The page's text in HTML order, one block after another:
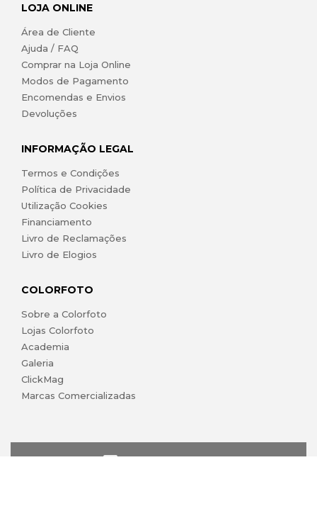
LOJA ONLINE
Área de Cliente
Ajuda / FAQ
Comprar na Loja Online
Modos de Pagamento
Encomendas e Envios
Devoluções
INFORMAÇÃO LEGAL
Termos e Condições
Política de Privacidade
Utilização Cookies
Financiamento
Livro de Reclamações
Livro de Elogios
COLORFOTO
Sobre a Colorfoto
Lojas Colorfoto
Academia
Galeria
ClickMag
Marcas Comercializadas
lojaonline@colorfoto.pt